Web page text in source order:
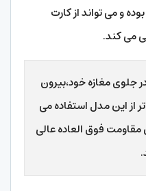
و می تواند از کارت
جلوی مغازه خود،بیرون
از این مدل استفاده می
مقاومت فوق العاده عالی